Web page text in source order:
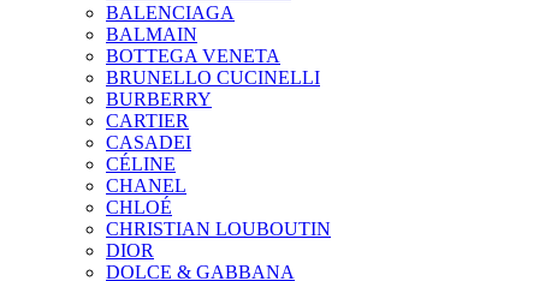
BALENCIAGA
BALMAIN
BOTTEGA VENETA
BRUNELLO CUCINELLI
BURBERRY
CARTIER
CASADEI
CÉLINE
CHANEL
CHLOÉ
CHRISTIAN LOUBOUTIN
DIOR
DOLCE & GABBANA